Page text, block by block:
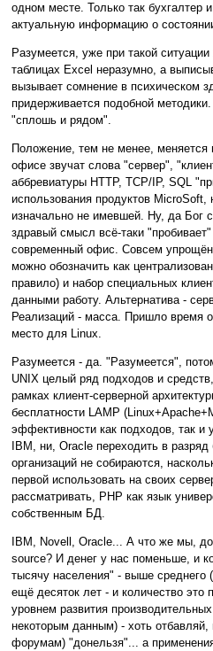
одном месте. Только так бухгалтер
актуальную информацию о
Разумеется, уже при такой
таблицах Excel неразумно, а
вызывает сомнение в психическом
придерживается подобной
"сплошь и рядом".
Положение, тем не менее, меняется
офисе звучат слова "сервер",
аббревиатуры HTTP, TCP/IP, SQL
использования продуктов MicroSoft,
изначально не имевшей. Ну, да Бог
здравый смысл всё-таки
современный офис. Совсем
можно обозначить как
правило) и набор специальных
данными работу. Альтернатива -
Реализаций - масса. Пришло время
место для Linux.
Разумеется - да. "Разумеется",
UNIX целый ряд подходов и
рамках клиент-серверной
бесплатности LAMP
эффективности как подходов, так и
IBM, ни, Oracle переходить в разряд
организаций не собираются,
первой использовать на своих
рассматривать, PHP как язык
собственным БД.
IBM, Novell, Oracle... А что же мы,
source? И денег у нас поменьше, и
тысячу населения" - выше среднего
ещё десяток лет - и количество это
уровнем развития
некоторым данным) - хоть
форумам) "донельзя"... а